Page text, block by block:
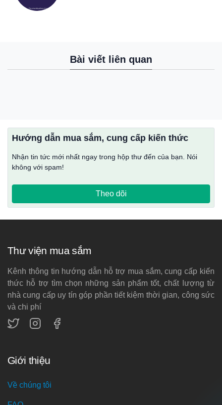
Bài viết liên quan
Hướng dẫn mua sắm, cung cấp kiến thức
Nhận tin tức mới nhất ngay trong hộp thư đến của bạn. Nói
không với spam!
Theo dõi
Thư viện mua sắm
Kênh thông tin hướng dẫn hỗ trợ mua sắm, cung cấp kiến
thức hỗ trợ tìm chọn những sản phẩm tốt, chất lượng từ
nhà cung cấp uy tín góp phần tiết kiệm thời gian, công sức
và chi phí
Giới thiệu
Về chúng tôi